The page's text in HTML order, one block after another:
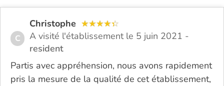
C
Christophe
A visité l'établissement le 5 juin 2021 -
resident
Partis avec appréhension, nous avons rapidement
pris la mesure de la qualité de cet établissement,